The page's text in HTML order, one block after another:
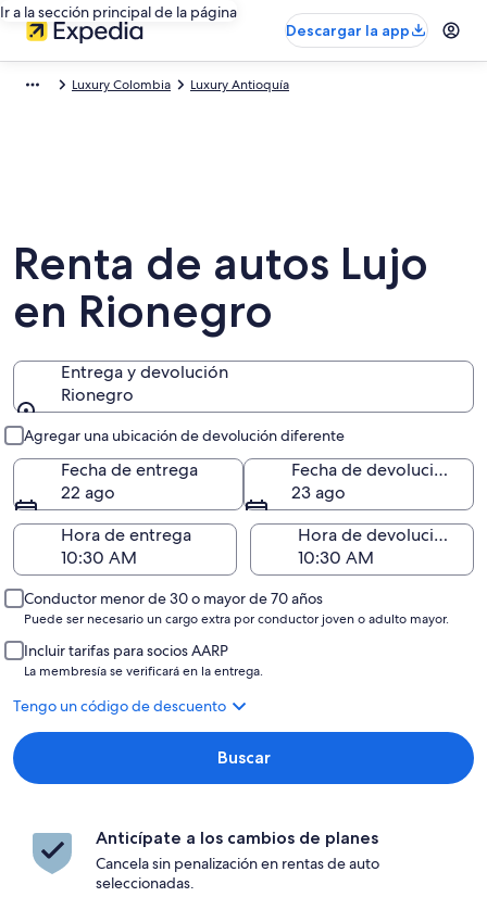
Ir a la sección principal de la página
Descargar la app
Luxury Colombia Luxury Antioquía
Renta de autos Lujo
en Rionegro
Entrega y devolución
Rionegro
Agregar una ubicación de devolución diferente
Fecha de entrega
22 ago
Fecha de devolución
23 ago
Hora de entrega
Hora de devolución
Conductor menor de 30 o mayor de 70 años
Puede ser necesario un cargo extra por conductor joven o adulto mayor.
Incluir tarifas para socios AARP
La membresía se verificará en la entrega.
Tengo un código de descuento
Buscar
Anticípate a los cambios de planes
Cancela sin penalización en rentas de auto
seleccionadas.